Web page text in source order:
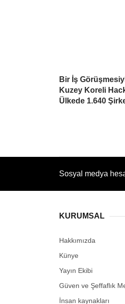
Bir İş
Kuzey Koreli
Ülkede 1.640
Sosyal medya
KURUMSAL
Hakkımızda
Künye
Yayın Ekibi
Güven ve Şeffaflık
İnsan kaynakları